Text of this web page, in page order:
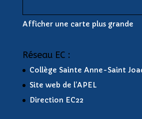
Afficher une carte plus grande
Réseau EC :
Collège Sainte Anne-Saint
Site web de l’APEL
Direction EC22